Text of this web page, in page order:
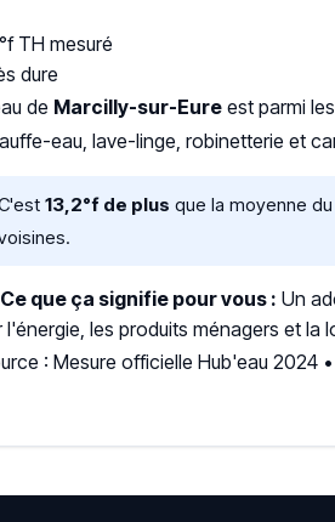
TH mesuré
dure
de Marcilly-sur-Eure est parmi
eau, lave-linge, robinetterie et
13,2°f de plus que la moyenne
que ça signifie pour vous : Un
l'énergie, les produits ménagers et la
: Mesure officielle Hub'eau 2024